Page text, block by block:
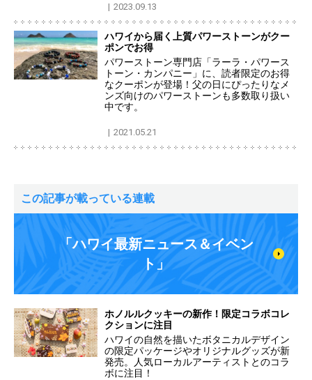
2023.09.13
ハワイから届く上質パワーストーンがクー
ポンでお得
パワーストーン専門店「ラーラ・パワース
トーン・カンパニー」に、読者限定のお得
なクーポンが登場！父の日にぴったりなメ
ンズ向けのパワーストーンも多数取り扱い
中です。
2021.05.21
この記事が載っている連載
「ハワイ最新ニュース＆イベン
ト」
ホノルルクッキーの新作！限定コラボコレ
クションに注目
ハワイの自然を描いたボタニカルデザイン
の限定パッケージやオリジナルグッズが新
発売。人気ローカルアーティストとのコラ
ボに注目！